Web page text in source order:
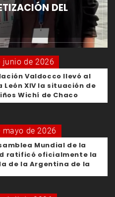
DEL
junio de 2026
Valdocco llevó al
León XIV la situación de
Wichí de Chaco
mayo de 2026
Mundial de la
ratificó oficialmente la
de la Argentina de la